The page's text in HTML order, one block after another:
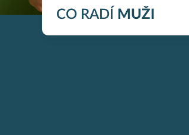
CO RADÍ MUŽI